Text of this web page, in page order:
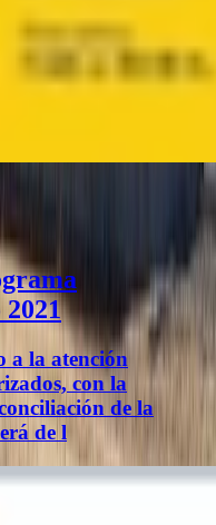
a la atención
con la
de la
de l